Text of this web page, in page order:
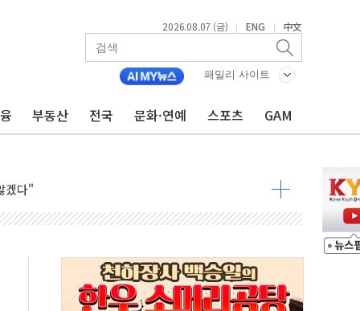
2026.08.07 (금) | ENG | 中文
패밀리 사이트
부동산 전국 문화·연예 스포츠 GAM
진 채 발견
업, 중국제 공유기서 '백도어' 발견
수 세계 1위…국내 회원 34% 증가
동산과 건강까지 영역 확장 예정
공급 합의에 7%대 급등